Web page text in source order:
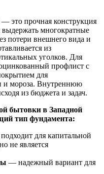
— это прочная конструкция
выдержать многократные
потери внешнего вида и
из
уголков. Для
профлист с
для
и мороза. Внутреннюю
из бюджета и задач.
бытовки в Западной
тип фундамента:
для капитальной
не является
— надежный вариант для